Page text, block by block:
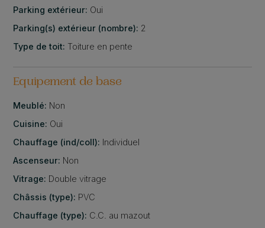
Parking extérieur: Oui
Parking(s) extérieur (nombre): 2
Type de toit: Toiture en pente
Equipement de base
Meublé: Non
Cuisine: Oui
Chauffage (ind/coll): Individuel
Ascenseur: Non
Vitrage: Double vitrage
Châssis (type): PVC
Chauffage (type): C.C. au mazout